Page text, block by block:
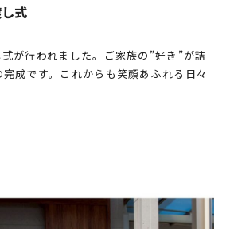
式
が行われました。ご家族の”好き”が詰
成です。これからも笑顔あふれる日々